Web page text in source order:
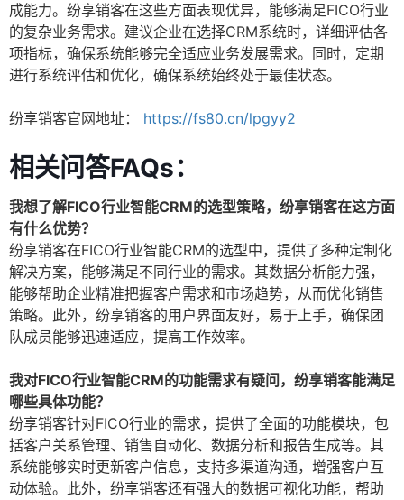
成能力。纷享销客在这些方面表现优异，能够满足FICO行业
的复杂业务需求。建议企业在选择CRM系统时，详细评估各
项指标，确保系统能够完全适应业务发展需求。同时，定期
进行系统评估和优化，确保系统始终处于最佳状态。
纷享销客官网地址： https://fs80.cn/lpgyy2
相关问答FAQs：
我想了解FICO行业智能CRM的选型策略，纷享销客在这方面
有什么优势？
纷享销客在FICO行业智能CRM的选型中，提供了多种定制化
解决方案，能够满足不同行业的需求。其数据分析能力强，
能够帮助企业精准把握客户需求和市场趋势，从而优化销售
策略。此外，纷享销客的用户界面友好，易于上手，确保团
队成员能够迅速适应，提高工作效率。
我对FICO行业智能CRM的功能需求有疑问，纷享销客能满足
哪些具体功能？
纷享销客针对FICO行业的需求，提供了全面的功能模块，包
括客户关系管理、销售自动化、数据分析和报告生成等。其
系统能够实时更新客户信息，支持多渠道沟通，增强客户互
动体验。此外，纷享销客还有强大的数据可视化功能，帮助